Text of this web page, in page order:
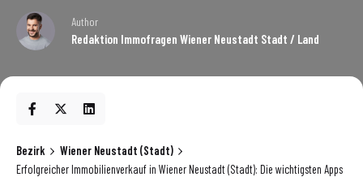
Author
Redaktion Immofragen Wiener Neustadt Stadt / Land
Bezirk
Wiener Neustadt (Stadt)
Erfolgreicher Immobilienverkauf in Wiener Neustadt (Stadt): Die wichtigsten Apps